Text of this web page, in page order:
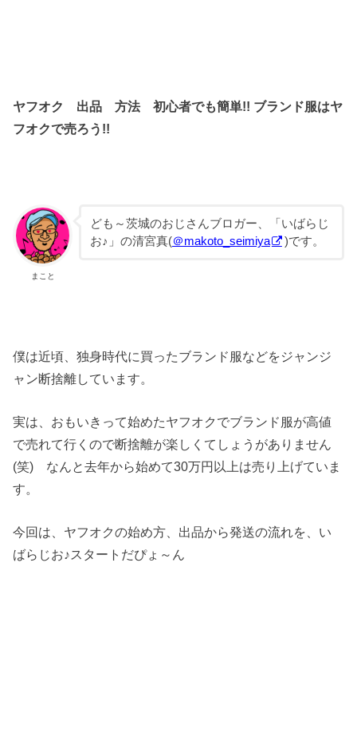
ヤフオク 出品 方法 初心者でも簡単!! ブランド服はヤ
フオクで売ろう!!
まこと
ども～茨城のおじさんブロガー、「いばらじ
お♪」の清宮真(＠makoto_seimiya )です。
僕は近頃、独身時代に買ったブランド服などをジャンジ
ャン断捨離しています。
実は、おもいきって始めたヤフオクでブランド服が高値
で売れて行くので断捨離が楽しくてしょうがありません
(笑) なんと去年から始めて30万円以上は売り上げていま
す。
今回は、ヤフオクの始め方、出品から発送の流れを、い
ばらじお♪スタートだぴょ～ん